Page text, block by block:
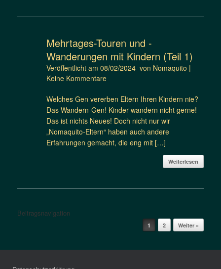
Mehrtages-Touren und -
Wanderungen mit Kindern (Teil 1)
Veröffentlicht am 08/02/2024 von Nomaquito |
Keine Kommentare
Welches Gen vererben Eltern Ihren Kindern nie?
Das Wandern-Gen! Kinder wandern nicht gerne!
Das ist nichts Neues! Doch nicht nur wir
„Nomaquito-Eltern“ haben auch andere
Erfahrungen gemacht, die eng mit […]
Weiterlesen
Beitragsnavigation
1 2 Weiter »